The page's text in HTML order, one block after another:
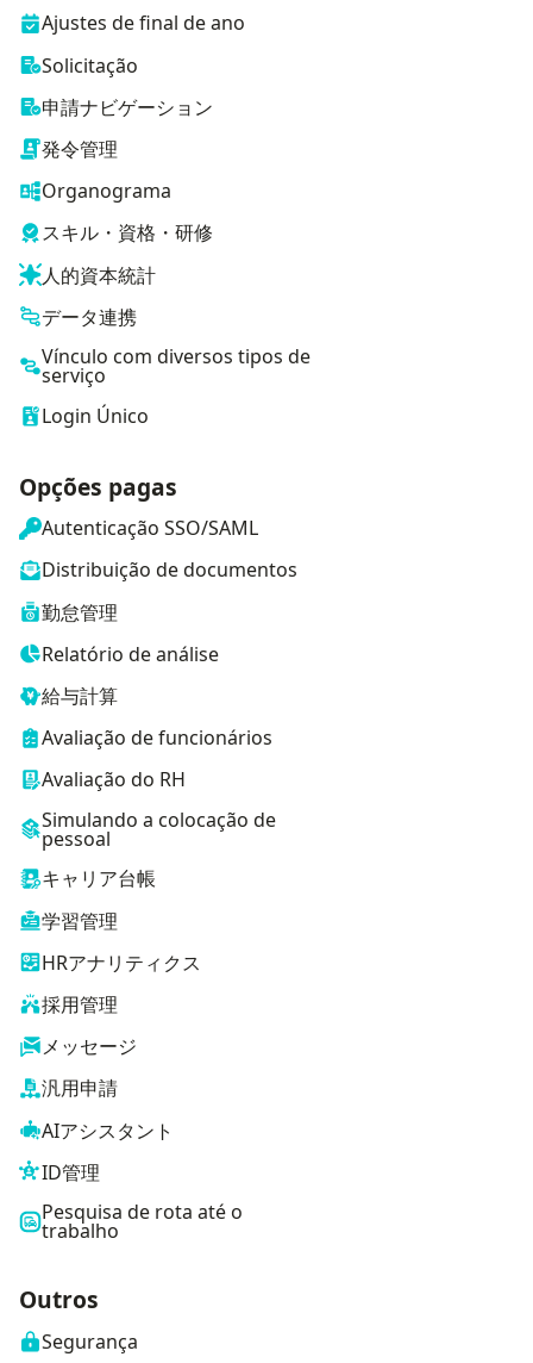
Ajustes de final de ano
Solicitação
申請ナビゲーション
発令管理
Organograma
スキル・資格・研修
人的資本統計
データ連携
Vínculo com diversos tipos de
serviço
Login Único
Opções pagas
Autenticação SSO/SAML
Distribuição de documentos
勤怠管理
Relatório de análise
給与計算
Avaliação de funcionários
Avaliação do RH
Simulando a colocação de
pessoal
キャリア台帳
学習管理
HRアナリティクス
採用管理
メッセージ
汎用申請
AIアシスタント
ID管理
Pesquisa de rota até o
trabalho
Outros
Segurança